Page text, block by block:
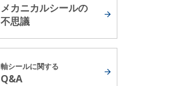
メカニカルシールの
不思議
軸シールに関する
Q&A